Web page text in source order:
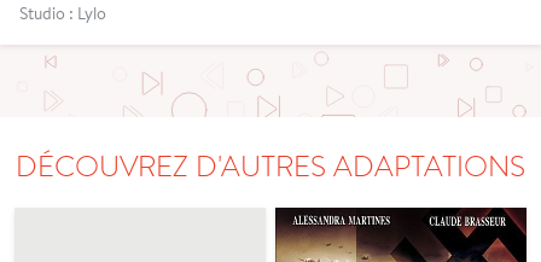
Studio : Lylo
DÉCOUVREZ D'AUTRES ADAPTATIONS